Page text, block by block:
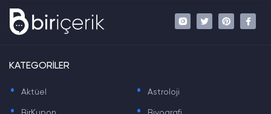
KATEGORİLER
. Aktüel . Astroloji
. .